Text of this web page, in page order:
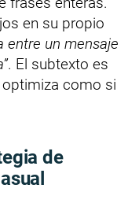
en su propio
entre un mensaje
. El subtexto es
como si
de